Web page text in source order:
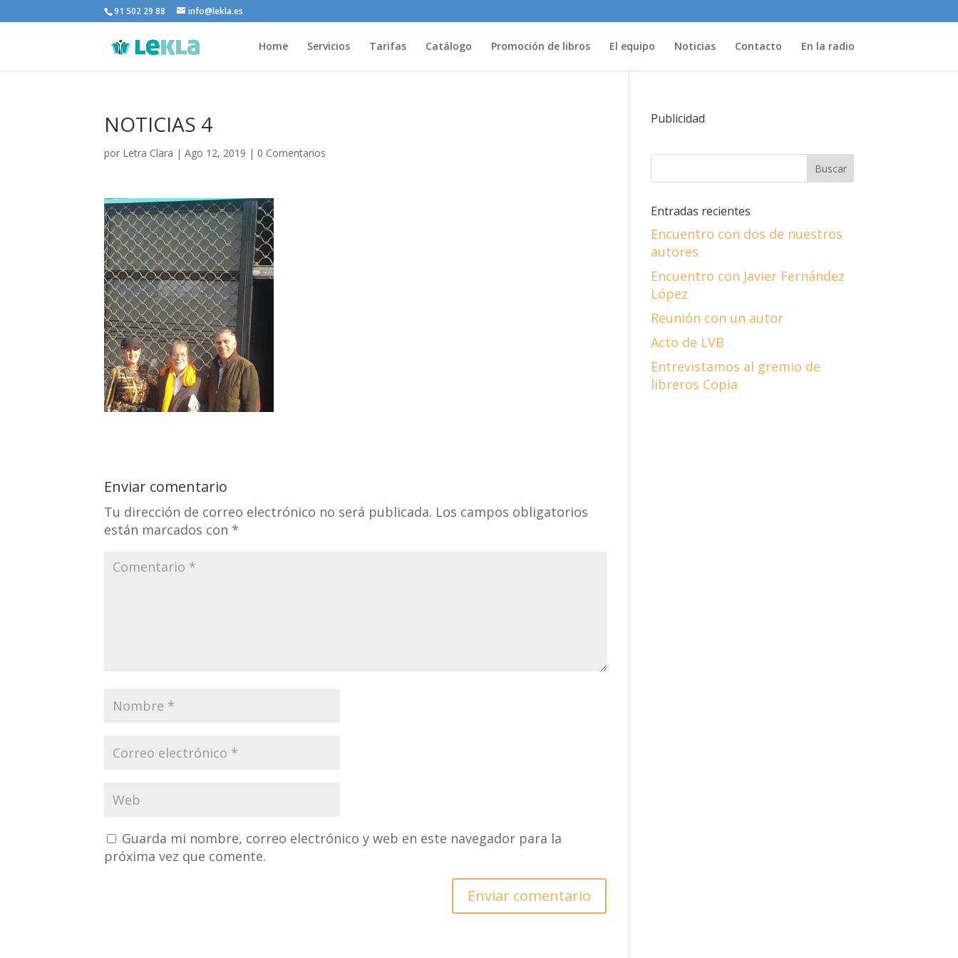
91 502 29 88 info@lekla.es
Home Servicios Tarifas Catálogo Promoción de libros El equipo Noticias Contacto En la radio
NOTICIAS 4
por Letra Clara | Ago 12, 2019 | 0 Comentarios
Enviar comentario
Tu dirección de correo electrónico no será publicada. Los campos obligatorios
están marcados con *
Guarda mi nombre, correo electrónico y web en este navegador para la
próxima vez que comente.
Publicidad
Entradas recientes
Encuentro con dos de nuestros
autores
Encuentro con Javier Fernández
López
Reunión con un autor
Acto de LVB
Entrevistamos al gremio de
libreros Copia